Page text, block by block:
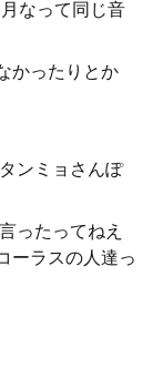
なって同じ音
かったりとか
ンミョさんぽ
ったってねえ
ーラスの人達っ